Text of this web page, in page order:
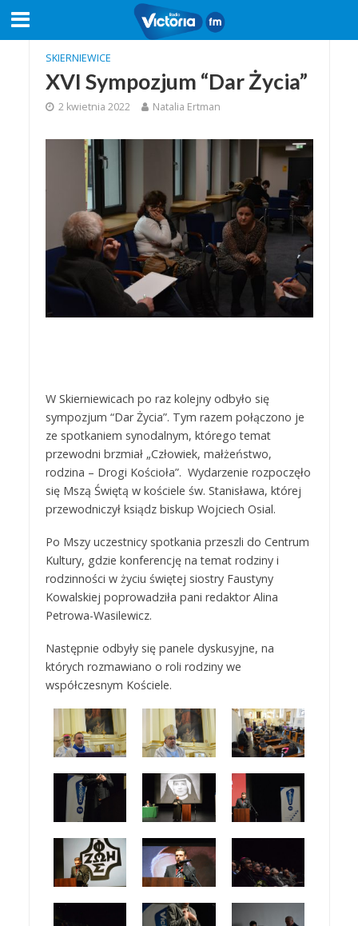
SKIERNIEWICE
XVI Sympozjum “Dar Życia”
2 kwietnia 2022 Natalia Ertman
W Skierniewicach po raz kolejny odbyło się
sympozjum “Dar Życia”. Tym razem połączono je
ze spotkaniem synodalnym, którego temat
przewodni brzmiał „Człowiek, małżeństwo,
rodzina – Drogi Kościoła”. Wydarzenie rozpoczęło
się Mszą Świętą w kościele św. Stanisława, której
przewodniczył ksiądz biskup Wojciech Osial.
Po Mszy uczestnicy spotkania przeszli do Centrum
Kultury, gdzie konferencję na temat rodziny i
rodzinności w życiu świętej siostry Faustyny
Kowalskiej poprowadziła pani redaktor Alina
Petrowa-Wasilewicz.
Następnie odbyły się panele dyskusyjne, na
których rozmawiano o roli rodziny we
współczesnym Kościele.